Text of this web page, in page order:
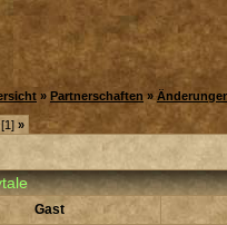
» Partnerschaften »
»
Gast